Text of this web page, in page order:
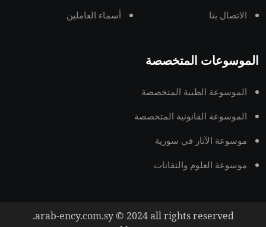
الاتصال بنا أسماء العاملين
الموسوعات المتخصصة
الموسوعة الطبية المتخصصة
الموسوعة القانونية المتخصصة
موسوعة الآثار في سورية
موسوعة العلوم والتقانات
arab-ency.com.sy © 2024 all rights reserved.